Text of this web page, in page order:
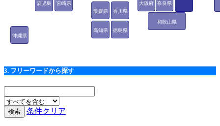
大阪府 奈良県
和歌山県
徳島県
香川県
愛媛県
高知県
宮崎県
鹿児島
沖縄県
3. フリーワードから探す
条件クリア